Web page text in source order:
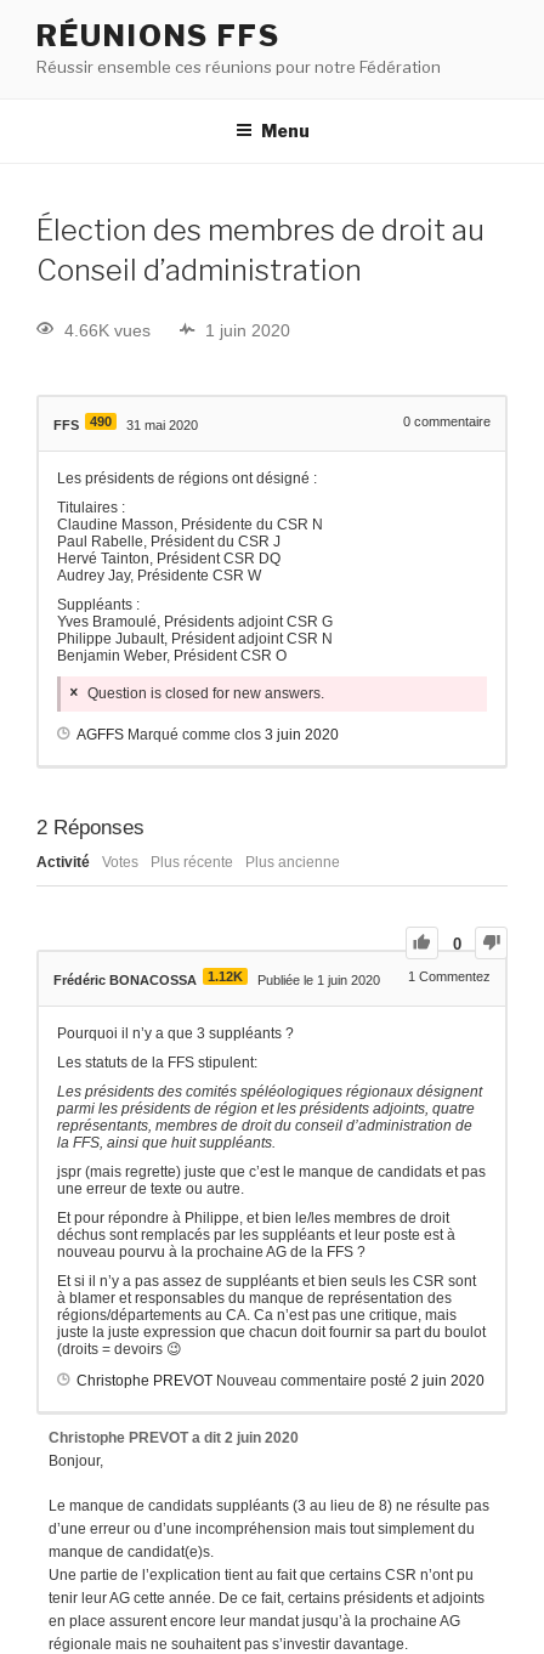
RÉUNIONS FFS
Réussir ensemble ces réunions pour notre Fédération
Menu
Élection des membres de droit au
Conseil d’administration
4.66K vues 1 juin 2020
FFS 490 31 mai 2020 0 commentaire
Les présidents de régions ont désigné :
Titulaires :
Claudine Masson, Présidente du CSR N
Paul Rabelle, Président du CSR J
Hervé Tainton, Président CSR DQ
Audrey Jay, Présidente CSR W
Suppléants :
Yves Bramoulé, Présidents adjoint CSR G
Philippe Jubault, Président adjoint CSR N
Benjamin Weber, Président CSR O
Question is closed for new answers.
AGFFS Marqué comme clos 3 juin 2020
2 Réponses
Activité Votes Plus récente Plus ancienne
0
Frédéric BONACOSSA 1.12K Publiée le 1 juin 2020 1 Commentez
Pourquoi il n’y a que 3 suppléants ?
Les statuts de la FFS stipulent:
Les présidents des comités spéléologiques régionaux désignent
parmi les présidents de région et les présidents adjoints, quatre
représentants, membres de droit du conseil d’administration de
la FFS, ainsi que huit suppléants.
jspr (mais regrette) juste que c’est le manque de candidats et pas
une erreur de texte ou autre.
Et pour répondre à Philippe, et bien le/les membres de droit
déchus sont remplacés par les suppléants et leur poste est à
nouveau pourvu à la prochaine AG de la FFS ?
Et si il n’y a pas assez de suppléants et bien seuls les CSR sont
à blamer et responsables du manque de représentation des
régions/départements au CA. Ca n’est pas une critique, mais
juste la juste expression que chacun doit fournir sa part du boulot
(droits = devoirs 😉
Christophe PREVOT Nouveau commentaire posté 2 juin 2020
Christophe PREVOT a dit 2 juin 2020
Bonjour,
Le manque de candidats suppléants (3 au lieu de 8) ne résulte pas
d’une erreur ou d’une incompréhension mais tout simplement du
manque de candidat(e)s.
Une partie de l’explication tient au fait que certains CSR n’ont pu
tenir leur AG cette année. De ce fait, certains présidents et adjoints
en place assurent encore leur mandat jusqu’à la prochaine AG
régionale mais ne souhaitent pas s’investir davantage.